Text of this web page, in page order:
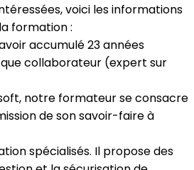
voici les informations
formation :
accumulé 23 années
collaborateur (expert sur
notre formateur se consacre
de son savoir-faire à
spécialisés. Il propose des